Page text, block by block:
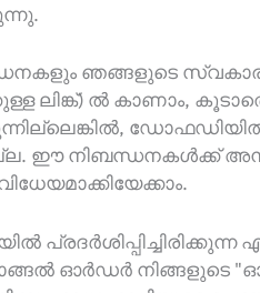
ഞങ്ങളുടെ
ലിങ്ക്) ൽ കാണാം,
ഈ നിബന്ധനകൾക്ക്
ഓർഡർ നിങ്ങളുടെ